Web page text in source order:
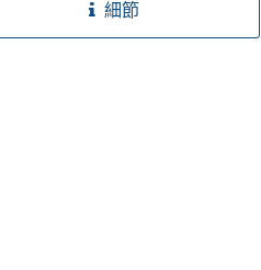
細節